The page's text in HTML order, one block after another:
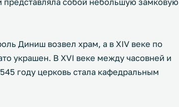
представляла собой небольшую замковую
Диниш возвел храм, а в XIV веке по
украшен. В XVI веке между часовней и
году церковь стала кафедральным